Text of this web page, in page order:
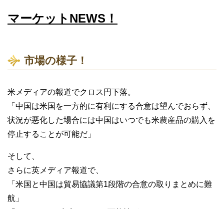
マーケットNEWS！
市場の様子！
米メディアの報道でクロス円下落。
「中国は米国を一方的に有利にする合意は望んでおらず、
状況が悪化した場合には中国はいつでも米農産品の購入を
停止することが可能だ」
そして、
さらに英メディア報道で、
「米国と中国は貿易協議第1段階の合意の取りまとめに難
航」